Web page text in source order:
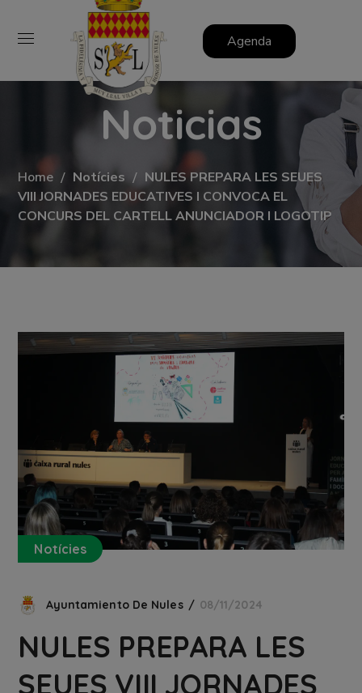
Agenda
Noticias
Home Notícies
NULES PREPARA LES SEUES
VIII JORNADES EDUCATIVES I CONVOCA EL
CONCURS DEL CARTELL ANUNCIADOR I LOGOTIP
Notícies
Ayuntamiento De Nules 08/11/2024
NULES PREPARA LES
SEUES VIII JORNADES